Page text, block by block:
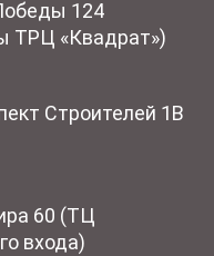
124
ТРЦ «Квадрат»)
Строителей 1В
60 (ТЦ
входа)